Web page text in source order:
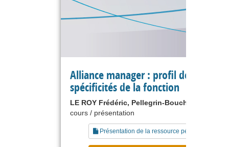
Alliance manager : profil des
spécificités de la fonction
LE ROY Frédéric, Pellegrin-Boucher Estelle
cours / présentation
Présentation de la ressource pédagogique